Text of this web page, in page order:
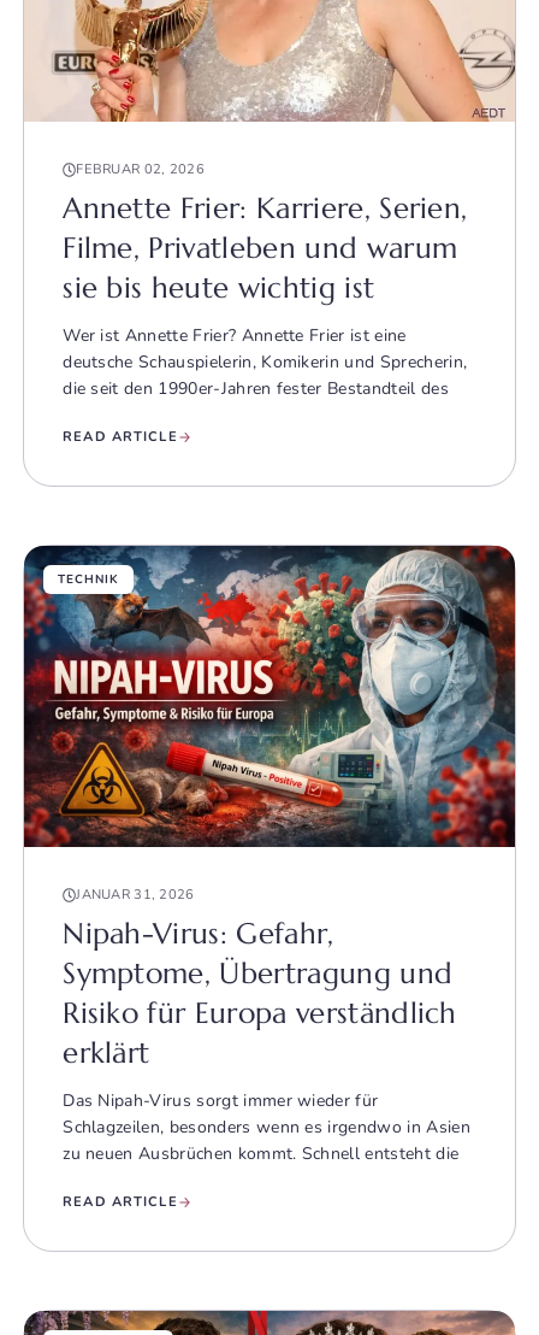
FEBRUAR 02, 2026
Annette Frier: Karriere, Serien,
Filme, Privatleben und warum
sie bis heute wichtig ist
Wer ist Annette Frier? Annette Frier ist eine
deutsche Schauspielerin, Komikerin und Sprecherin,
die seit den 1990er-Jahren fester Bestandteil des
READ ARTICLE
TECHNIK
JANUAR 31, 2026
Nipah-Virus: Gefahr,
Symptome, Übertragung und
Risiko für Europa verständlich
erklärt
Das Nipah-Virus sorgt immer wieder für
Schlagzeilen, besonders wenn es irgendwo in Asien
zu neuen Ausbrüchen kommt. Schnell entsteht die
READ ARTICLE